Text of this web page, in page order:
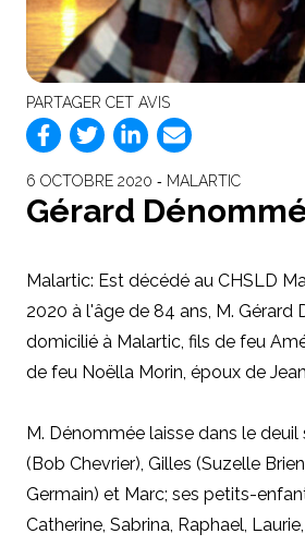
PARTAGER CET AVIS
6 OCTOBRE 2020 ‐ MALARTIC
Gérard
Malartic: Est décédé au CHSLD
2020 à l'âge de 84 ans, M. Gérard
domicilié à Malartic, fils de feu
de feu Noëlla Morin, époux de
M. Dénommée laisse dans le deuil
(Bob Chevrier), Gilles (Suzelle
Germain) et Marc; ses petits-
Catherine, Sabrina, Raphael,